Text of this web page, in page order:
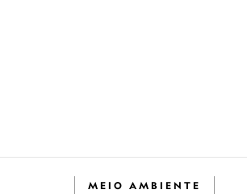
MEIO AMBIENTE